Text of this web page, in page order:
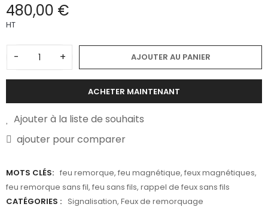
480,00 €
HT
- + AJOUTER AU PANIER
ACHETER MAINTENANT
Ajouter à la liste de souhaits
ajouter pour comparer
MOTS CLÉS: feu remorque, feu magnétique, feux magnétiques,
feu remorque sans fil, feu sans fils, rappel de feux sans fils
CATÉGORIES : Signalisation, Feux de remorquage